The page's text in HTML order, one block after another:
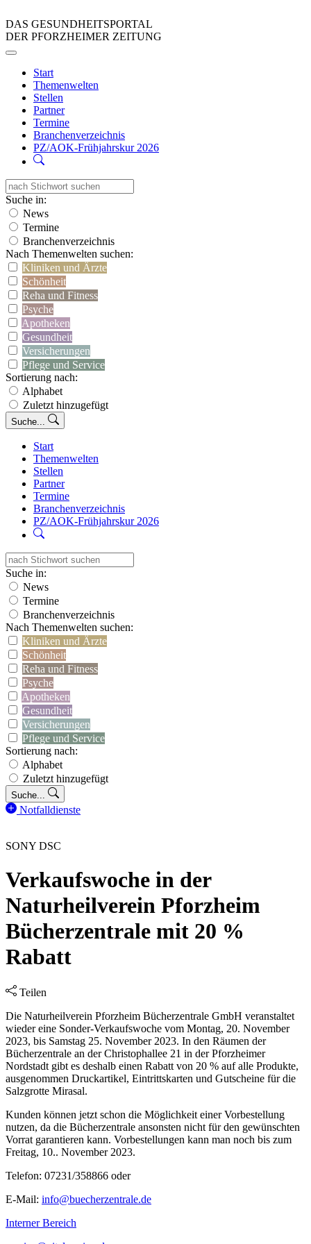
DAS GESUNDHEITSPORTAL
DER PFORZHEIMER ZEITUNG
Start
Themenwelten
Stellen
Partner
Termine
Branchenverzeichnis
PZ/AOK-Frühjahrskur 2026
Suche in:
News
Termine
Branchenverzeichnis
Nach Themenwelten suchen:
Kliniken und Ärzte
Schönheit
Reha und Fitness
Psyche
Apotheken
Gesundheit
Versicherungen
Pflege und Service
Sortierung nach:
Alphabet
Zuletzt hinzugefügt
Suche...
Start
Themenwelten
Stellen
Partner
Termine
Branchenverzeichnis
PZ/AOK-Frühjahrskur 2026
Suche in:
News
Termine
Branchenverzeichnis
Nach Themenwelten suchen:
Kliniken und Ärzte
Schönheit
Reha und Fitness
Psyche
Apotheken
Gesundheit
Versicherungen
Pflege und Service
Sortierung nach:
Alphabet
Zuletzt hinzugefügt
Suche...
Notfalldienste
SONY DSC
Verkaufswoche in der
Naturheilverein Pforzheim
Bücherzentrale mit 20 %
Rabatt
Teilen
Die Naturheilverein Pforzheim Bücherzentrale GmbH veranstaltet
wieder eine Sonder-Verkaufswoche vom Montag, 20. November
2023, bis Samstag 25. November 2023. In den Räumen der
Bücherzentrale an der Christophallee 21 in der Pforzheimer
Nordstadt gibt es deshalb einen Rabatt von 20 % auf alle Produkte,
ausgenommen Druckartikel, Eintrittskarten und Gutscheine für die
Salzgrotte Mirasal.
Kunden können jetzt schon die Möglichkeit einer Vorbestellung
nutzen, da die Bücherzentrale ansonsten nicht für den gewünschten
Vorrat garantieren kann. Vorbestellungen kann man noch bis zum
Freitag, 10.. November 2023.
Telefon: 07231/358866 oder
E-Mail: info@buecherzentrale.de
Interner Bereich